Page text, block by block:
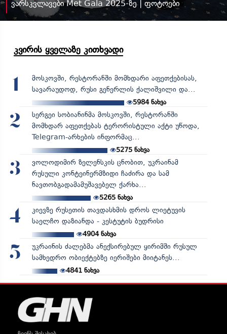
ვარსკვლავები Met Gala 2025-ზე | ფოტოები
კვირის ყველაზე კითხვადი
1
მოსკოვში, რესტორანში მომხდარი აფეთქებისას,
სავარაუდოდ, რუსი გენერლის ქალიშვილი და...
5984ნახვა
2
სერგეი სობიანინმა მოსკოვში, რესტორანში
მომხდარ აფეთქებას ტერორისტული აქტი უწოდა,
Telegram-არხების ინფორმაც...
5275ნახვა
3
ვოლოდიმირ ზელენსკის ცნობით, უკრაინამ
რუსული კონტეინერმზიდი ჩაძირა და სამ
ნავთობგადამამუშავებელ ქარხა...
5265ნახვა
4
კიევზე რუსეთის თავდასხმის დროს ლიეტუვის
საელჩო დაზიანდა - კესტუტის ბუდრისი
4904ნახვა
5
უკრაინის ძალებმა ანექსირებულ ყირიმში რუსულ
სამხედრო ობიექტებზე იერიშები მიიტანეს...
4841ნახვა